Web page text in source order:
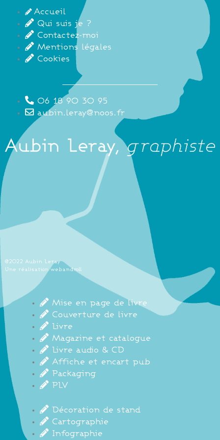
Accueil
Qui suis je ?
Contactez-moi
Mentions légales
Cookies
06 18 90 30 95
aubin.leray@noos.fr
@2022 Aubin Leray
Une réalisation webandroll
Mise en page de livre
Couverture de livre
Livre
Magazine et catalogue
Livre audio & CD
Affiche et encart pub
Packaging
PLV
Décoration de stand
Cartographie
Infographie